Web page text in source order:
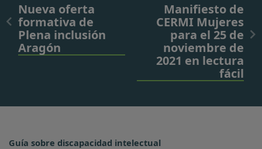
Nueva oferta
formativa de
Plena inclusión
Aragón
Manifiesto de
CERMI Mujeres
para el 25 de
noviembre de
2021 en lectura
fácil
Guía sobre discapacidad intelectual